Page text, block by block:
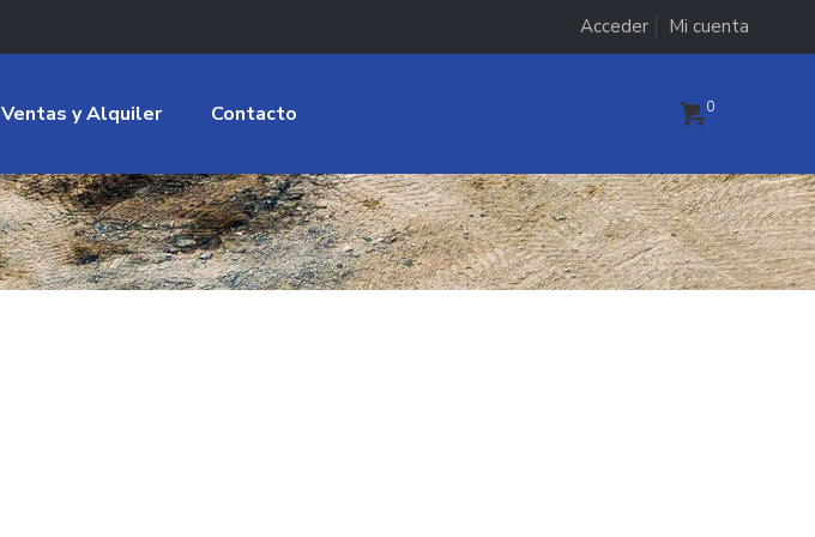
Acceder Mi cuenta
Ventas y Alquiler Contacto 0